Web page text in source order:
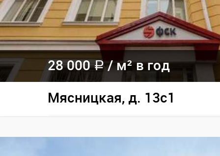
28 000a /м² в год
Мясницкая, д. 13с1